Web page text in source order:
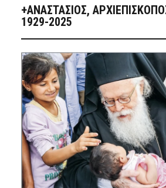
+ΑΝΑΣΤΆΣΙΟΣ,
1929-2025